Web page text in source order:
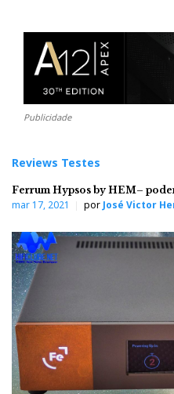
Publicidade
Reviews Testes
Ferrum Hypsos by HEM–
mar 17, 2021 por José Victor